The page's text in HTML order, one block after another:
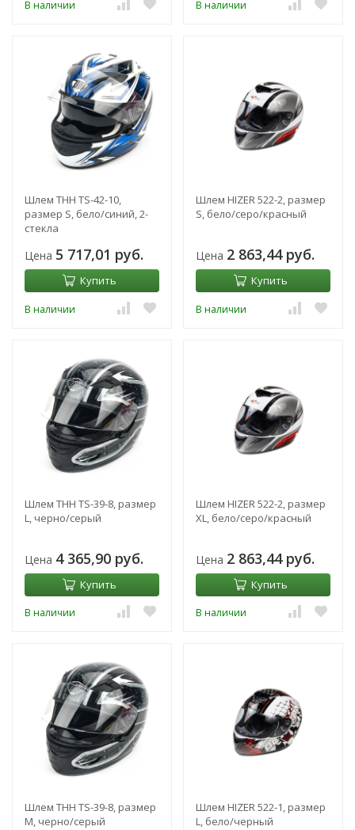
В наличии В наличии
Шлем THH TS-42-10,
размер S, бело/синий, 2-
стекла
Цена 5 717,01 руб.
Купить
В наличии
Шлем HIZER 522-2, размер
S, бело/серо/красный
Цена 2 863,44 руб.
Купить
В наличии
Шлем THH TS-39-8, размер
L, черно/серый
Цена 4 365,90 руб.
Купить
В наличии
Шлем HIZER 522-2, размер
XL, бело/серо/красный
Цена 2 863,44 руб.
Купить
В наличии
Шлем THH TS-39-8, размер
M, черно/серый
Шлем HIZER 522-1, размер
L, бело/черный